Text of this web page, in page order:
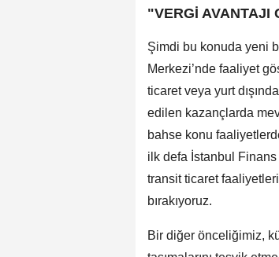
"VERGİ AVANTAJI
Şimdi bu konuda yeni
Merkezi’nde faaliyet
ticaret veya yurt
edilen kazançlarda
bahse konu
ilk defa İstanbul Finans
transit ticaret
bırakıyoruz.
Bir diğer önceliğimiz,